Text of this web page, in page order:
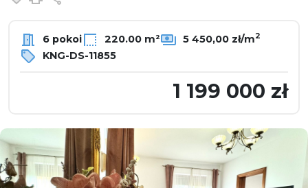
6 pokoi 220.00 m² 5 450,00 zł/m2
KNG-DS-11855
1 199 000 zł